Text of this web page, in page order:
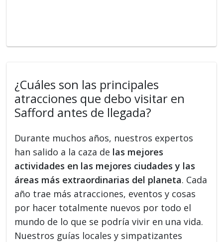
¿Cuáles son las principales
atracciones que debo visitar en
Safford antes de llegada?
Durante muchos años, nuestros expertos
han salido a la caza de las mejores
actividades en las mejores ciudades y las
áreas más extraordinarias del planeta. Cada
año trae más atracciones, eventos y cosas
por hacer totalmente nuevos por todo el
mundo de lo que se podría vivir en una vida.
Nuestros guías locales y simpatizantes